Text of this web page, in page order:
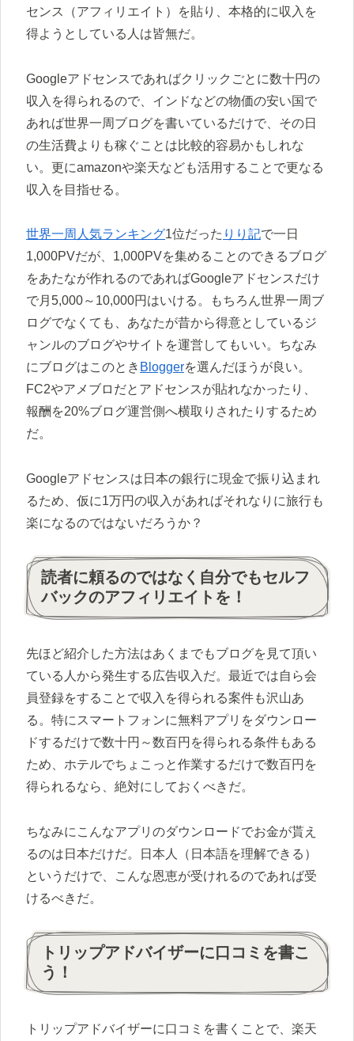
センス（アフィリエイト）を貼り、本格的に収入を
得ようとしている人は皆無だ。
Googleアドセンスであればクリックごとに数十円の
収入を得られるので、インドなどの物価の安い国で
あれば世界一周ブログを書いているだけで、その日
の生活費よりも稼ぐことは比較的容易かもしれな
い。更にamazonや楽天なども活用することで更なる
収入を目指せる。
世界一周人気ランキング1位だった りり記で一日
1,000PVだが、1,000PVを集めることのできるブログ
をあたなが作れるのであればGoogleアドセンスだけ
で月5,000～10,000円はいける。もちろん世界一周ブ
ログでなくても、あなたが昔から得意としているジ
ャンルのブログやサイトを運営してもいい。ちなみ
にブログはこのとき Bloggerを選んだほうが良い。
FC2やアメブロだとアドセンスが貼れなかったり、
報酬を20%ブログ運営側へ横取りされたりするため
だ。
Googleアドセンスは日本の銀行に現金で振り込まれ
るため、仮に1万円の収入があればそれなりに旅行も
楽になるのではないだろうか？
読者に頼るのではなく自分でもセルフ
バックのアフィリエイトを！
先ほど紹介した方法はあくまでもブログを見て頂い
ている人から発生する広告収入だ。最近では自ら会
員登録をすることで収入を得られる案件も沢山あ
る。特にスマートフォンに無料アプリをダウンロー
ドするだけで数十円～数百円を得られる条件もある
ため、ホテルでちょこっと作業するだけで数百円を
得られるなら、絶対にしておくべきだ。
ちなみにこんなアプリのダウンロードでお金が貰え
るのは日本だけだ。日本人（日本語を理解できる）
というだけで、こんな恩恵が受けれるのであれば受
けるべきだ。
トリップアドバイザーに口コミを書こ
う！
トリップアドバイザーに口コミを書くことで、楽天